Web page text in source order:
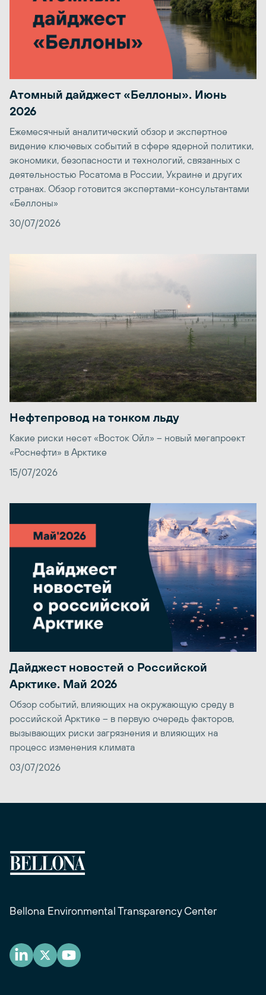
Атомный дайджест «Беллоны». Июнь
2026
Ежемесячный аналитический обзор и экспертное
видение ключевых событий в сфере ядерной политики,
экономики, безопасности и технологий, связанных с
деятельностью Росатома в России, Украине и других
странах. Обзор готовится экспертами-консультантами
«Беллоны»
30/07/2026
Нефтепровод на тонком льду
Какие риски несет «Восток Ойл» – новый мегапроект
«Роснефти» в Арктике
15/07/2026
Дайджест новостей о Российской
Арктике. Май 2026
Обзор событий, влияющих на окружающую среду в
российской Арктике – в первую очередь факторов,
вызывающих риски загрязнения и влияющих на
процесс изменения климата
03/07/2026
Bellona Environmental Transparency Center